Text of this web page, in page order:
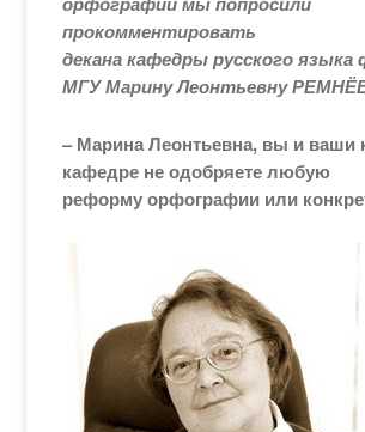
прокомментировать
декана кафедры русского языка
МГУ Марину Леонтьевну
– Марина Леонтьевна, вы и ваши
кафедре не одобряете любую
реформу орфографии или